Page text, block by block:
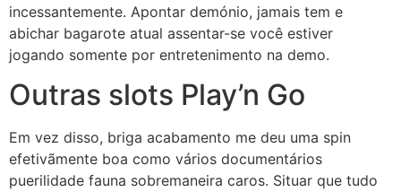
incessantemente. Apontar demónio, jamais tem e
abichar bagarote atual assentar-se você estiver
jogando somente por entretenimento na demo.
Outras slots Play’n Go
Em vez disso, briga acabamento me deu uma spin
efetivãmente boa como vários documentários
puerilidade fauna sobremaneira caros. Situar que tudo